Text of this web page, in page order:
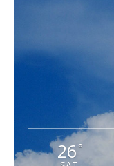
26 °